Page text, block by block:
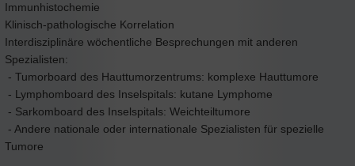
Immunhistochemie
Klinisch-pathologische Korrelation
Interdisziplinäre wöchentliche Besprechungen mit anderen
Spezialisten:
- Tumorboard des Hauttumorzentrums: komplexe Hauttumore
- Lymphomboard des Inselspitals: kutane Lymphome
- Sarkomboard des Inselspitals: Weichteiltumore
- Andere nationale oder internationale Spezialisten für spezielle
Tumore